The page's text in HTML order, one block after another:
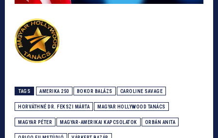
TAGS AMERIKA 250 BOKOR BALÁZS CAROLINE SAVAGE
HORVÁTHNÉ DR. FEKSZI MÁRTA MAGYAR HOLLYWOOD TANÁCS
MAGYAR PÉTER MAGYAR-AMERIKAI KAPCSOLATOK ORBÁN ANITA